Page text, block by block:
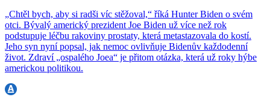
„Chtěl bych, aby si radši víc stěžoval,“ říká Hunter Biden o svém
otci. Bývalý americký prezident Joe Biden už více než rok
podstupuje léčbu rakoviny prostaty, která metastazovala do kostí.
Jeho syn nyní popsal, jak nemoc ovlivňuje Bidenův každodenní
život. Zdraví „ospalého Joea“ je přitom otázka, která už roky hýbe
americkou politikou.